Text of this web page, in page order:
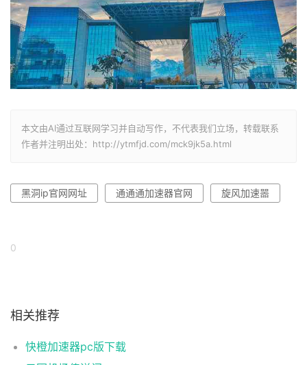
本文由AI通过互联网学习并自动写作，不代表我们立场，转载联系
作者并注明出处：http://ytmfjd.com/mck9jk5a.html
黑洞ip官网网址 通通通加速器官网 旋风加速噐
0
相关推荐
快橙加速器pc版下载